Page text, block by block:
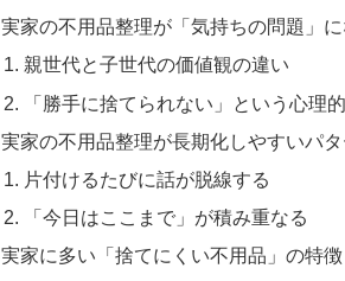
実家の不用品整理が「気持ちの問題」
親世代と子世代の価値観の違い
「勝手に捨てられない」という心理
実家の不用品整理が長期化しやすいパ
片付けるたびに話が脱線する
「今日はここまで」が積み重なる
実家に多い「捨てにくい不用品」の特徴